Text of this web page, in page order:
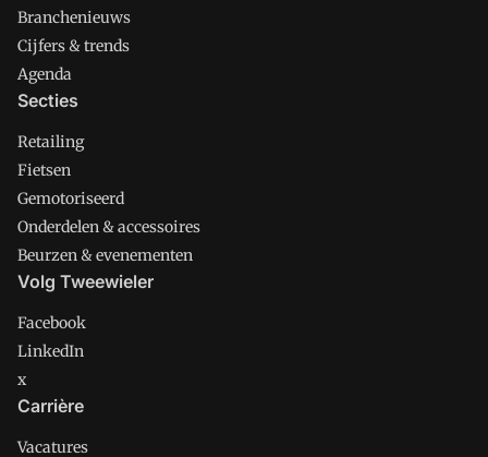
Branchenieuws
Cijfers & trends
Agenda
Secties
Retailing
Fietsen
Gemotoriseerd
Onderdelen & accessoires
Beurzen & evenementen
Volg Tweewieler
Facebook
LinkedIn
x
Carrière
Vacatures